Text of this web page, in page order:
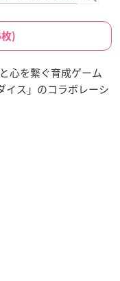
)
心を繋ぐ育成ゲーム
イス」のコラボレーシ